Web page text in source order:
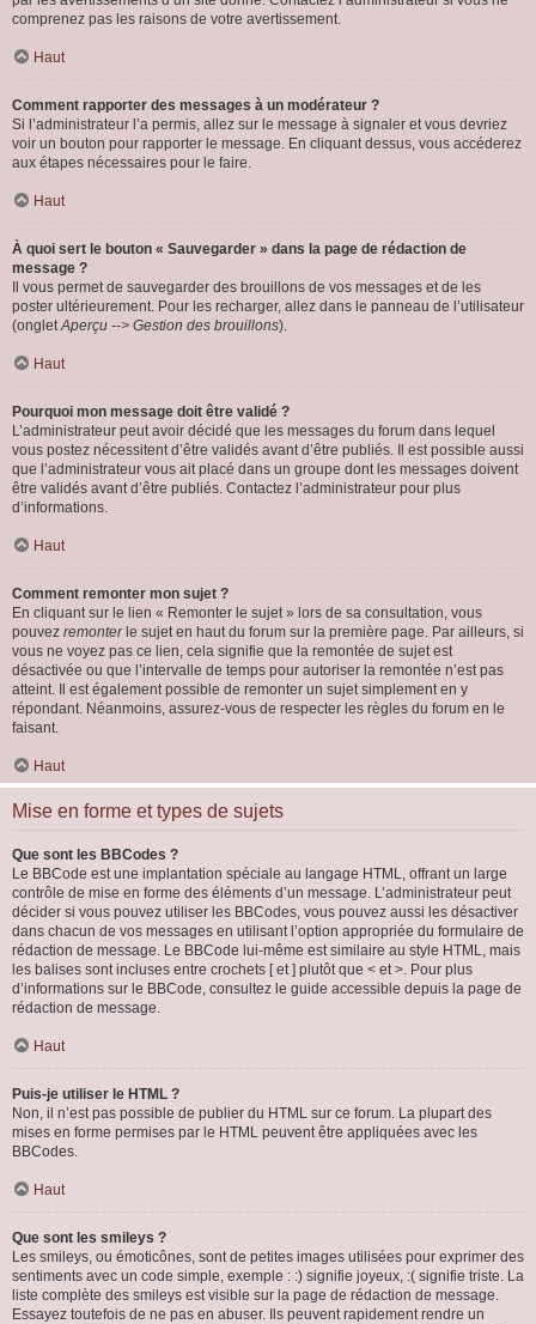
comprenez pas les raisons de votre avertissement.
Haut
Comment rapporter des messages à un modérateur ?
Si l’administrateur l’a permis, allez sur le message à signaler et vous devriez
voir un bouton pour rapporter le message. En cliquant dessus, vous accéderez
aux étapes nécessaires pour le faire.
Haut
À quoi sert le bouton « Sauvegarder » dans la page de rédaction de
message ?
Il vous permet de sauvegarder des brouillons de vos messages et de les
poster ultérieurement. Pour les recharger, allez dans le panneau de l’utilisateur
(ongletAperçu --> Gestion des brouillons).
Haut
Pourquoi mon message doit être validé ?
L’administrateur peut avoir décidé que les messages du forum dans lequel
vous postez nécessitent d’être validés avant d’être publiés. Il est possible aussi
que l’administrateur vous ait placé dans un groupe dont les messages doivent
être validés avant d’être publiés. Contactez l’administrateur pour plus
d’informations.
Haut
Comment remonter mon sujet ?
En cliquant sur le lien « Remonter le sujet » lors de sa consultation, vous
pouvez remonterle sujet en haut du forum sur la première page. Par ailleurs, si
vous ne voyez pas ce lien, cela signifie que la remontée de sujet est
désactivée ou que l’intervalle de temps pour autoriser la remontée n’est pas
atteint. Il est également possible de remonter un sujet simplement en y
répondant. Néanmoins, assurez-vous de respecter les règles du forum en le
faisant.
Haut
Mise en forme et types de sujets
Que sont les BBCodes ?
Le BBCode est une implantation spéciale au langage HTML, offrant un large
contrôle de mise en forme des éléments d’un message. L’administrateur peut
décider si vous pouvez utiliser les BBCodes, vous pouvez aussi les désactiver
dans chacun de vos messages en utilisant l’option appropriée du formulaire de
rédaction de message. Le BBCode lui-même est similaire au style HTML, mais
les balises sont incluses entre crochets [ et ] plutôt que < et >. Pour plus
d’informations sur le BBCode, consultez le guide accessible depuis la page de
rédaction de message.
Haut
Puis-je utiliser le HTML ?
Non, il n’est pas possible de publier du HTML sur ce forum. La plupart des
mises en forme permises par le HTML peuvent être appliquées avec les
BBCodes.
Haut
Que sont les smileys ?
Les smileys, ou émoticônes, sont de petites images utilisées pour exprimer des
sentiments avec un code simple, exemple : :) signifie joyeux, :( signifie triste. La
liste complète des smileys est visible sur la page de rédaction de message.
Essayez toutefois de ne pas en abuser. Ils peuvent rapidement rendre un